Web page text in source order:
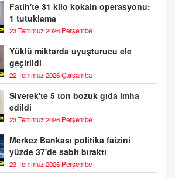
Fatih'te 31 kilo kokain operasyonu:
1 tutuklama
23 Temmuz 2026 Perşembe
Yüklü miktarda uyuşturucu ele
geçirildi
22 Temmuz 2026 Çarşamba
Siverek'te 5 ton bozuk gıda imha
edildi
23 Temmuz 2026 Perşembe
Merkez Bankası politika faizini
yüzde 37'de sabit bıraktı
23 Temmuz 2026 Perşembe